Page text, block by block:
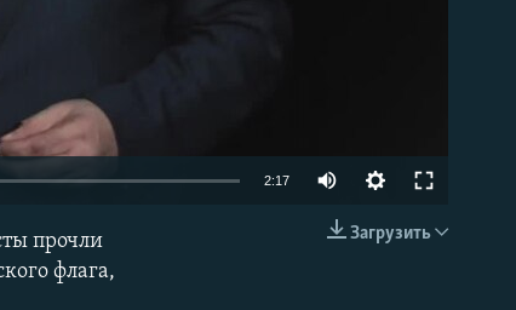
EMBED
2:17
Загрузить
прочли
флага,